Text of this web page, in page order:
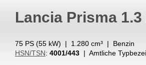
Lancia Prisma 1.3
75 PS (55 kW) | 1.280 cm³ | Benzin
HSN/TSN: 4001/443 | Amtliche